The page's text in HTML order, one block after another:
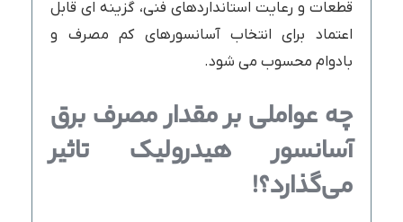
قطعات و رعایت استانداردهای فنی، گزینه ای قابل
اعتماد برای انتخاب آسانسورهای کم مصرف و
بادوام محسوب می شود.
چه عواملی بر مقدار مصرف برق
آسانسور
هیدرولیک
تاثیر
میگذارد؟!